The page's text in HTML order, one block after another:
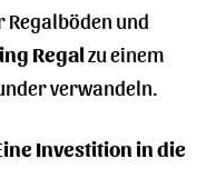
und
Regalzu einem
verwandeln.
Investition in die